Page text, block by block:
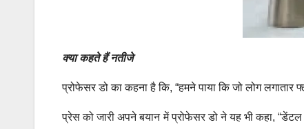
क्या कहते हैं नतीजे
प्रोफेसर डो का कहना है कि, “हमने पाया कि जो लोग
प्रेस को जारी अपने बयान में प्रोफेसर डो ने यह भी कहा,